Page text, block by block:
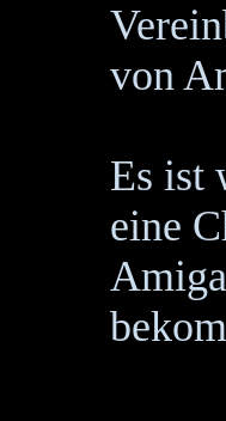
von
Es ist
eine